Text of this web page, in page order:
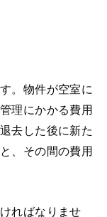
。物件が空室に
理にかかる費用
去した後に新た
、その間の費用
ればなりませ